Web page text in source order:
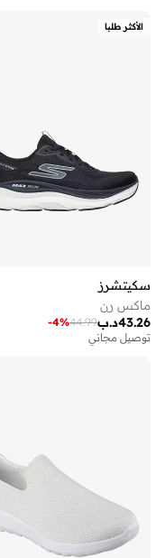
الأكثر طلبا
سكيتشرز
ماكس رن
د.ب43.26
44.99
-4%
توصيل مجاني